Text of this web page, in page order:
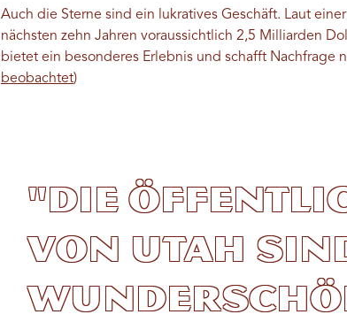
Auch die Sterne sind ein lukratives Geschäft. Laut
nächsten zehn Jahren voraussichtlich 2,5 Milliarden
bietet ein besonderes Erlebnis und schafft Nachfrage
beobachtet)
"Die
von Utah